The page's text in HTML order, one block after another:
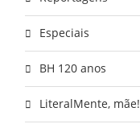
Especiais
BH 120 anos
LiteralMente, mãe!